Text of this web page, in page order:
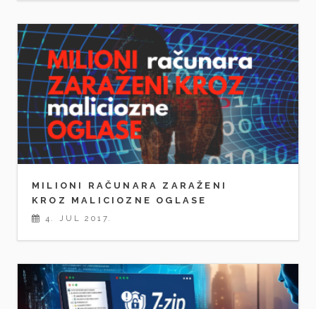
MILIONI RAČUNARA ZARAŽENI
KROZ MALICIOZNE OGLASE
4. JUL 2017.